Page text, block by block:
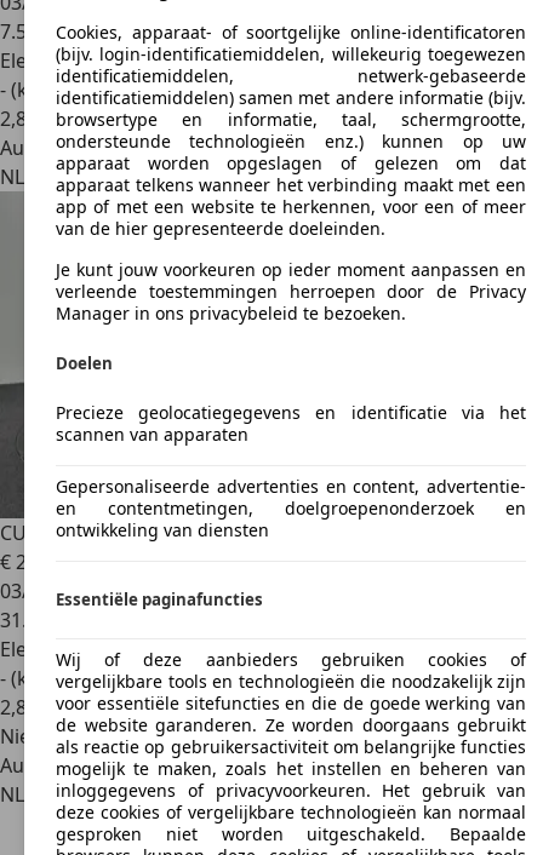
7.575 km
Elektrisch
- (kWh/100 km)
2,8
Autobedrijf
NL 7324 ABApeldoorn
CUPRA Born62kWh Business Plus 150KW CARPLAY CRUISE
€ 28.000
03/2024
31.702 km
Elektrisch
- (kWh/100 km)
2,8
Nieuw
Autobedrijf
NL 7876 AWValthermond
Cookies, apparaat- of soortgelijke online-identificatoren
(bijv. login-identificatiemiddelen, willekeurig toegewezen
identificatiemiddelen, netwerk-gebaseerde
identificatiemiddelen) samen met andere informatie (bijv.
browsertype en informatie, taal, schermgrootte,
ondersteunde technologieën enz.) kunnen op uw
apparaat worden opgeslagen of gelezen om dat
apparaat telkens wanneer het verbinding maakt met een
app of met een website te herkennen, voor een of meer
van de hier gepresenteerde doeleinden.
Je kunt jouw voorkeuren op ieder moment aanpassen en
verleende toestemmingen herroepen door de Privacy
Manager in ons privacybeleid te bezoeken.
Doelen
Precieze geolocatiegegevens en identificatie via het
scannen van apparaten
Gepersonaliseerde advertenties en content, advertentie-
en contentmetingen, doelgroepenonderzoek en
ontwikkeling van diensten
Essentiële paginafuncties
Wij of deze aanbieders gebruiken cookies of
vergelijkbare tools en technologieën die noodzakelijk zijn
voor essentiële sitefuncties en die de goede werking van
de website garanderen. Ze worden doorgaans gebruikt
als reactie op gebruikersactiviteit om belangrijke functies
mogelijk te maken, zoals het instellen en beheren van
inloggegevens of privacyvoorkeuren. Het gebruik van
deze cookies of vergelijkbare technologieën kan normaal
gesproken niet worden uitgeschakeld. Bepaalde